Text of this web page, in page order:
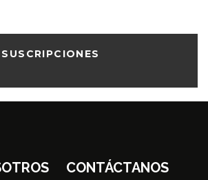
CONTÁCTANOS